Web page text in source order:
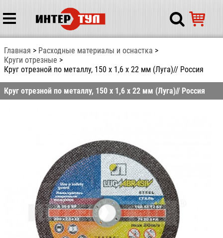
Главная
Расходные материалы и оснастка
Круги отрезные
Круг отрезной по металлу, 150 х 1,6 х 22 мм (Луга)// Россия
Круг отрезной по металлу, 150 х 1,6 х 22 мм (Луга)// Россия